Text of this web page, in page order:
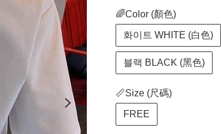
🌈Color (顏色)
화이트 WHITE (白色)
블랙 BLACK (黑色)
📏Size (尺碼)
FREE